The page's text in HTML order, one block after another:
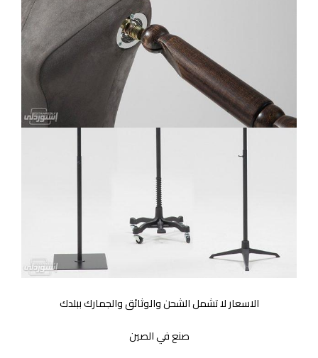
الاسعار لا تشمل الشحن والوثائق والجمارك ببلدك
صنع في الصين